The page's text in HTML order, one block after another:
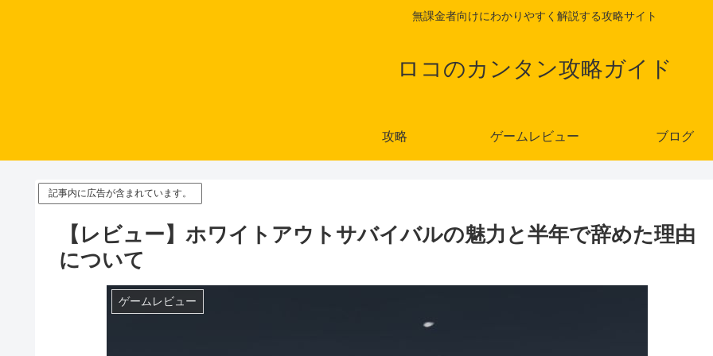
無課金者向けにわかりやすく解説する攻略サイト
ロコのカンタン攻略ガイド
攻略 ゲームレビュー ブログ
記事内に広告が含まれています。
【レビュー】ホワイトアウトサバイバルの魅力と半年で辞めた理由
について
ゲームレビュー